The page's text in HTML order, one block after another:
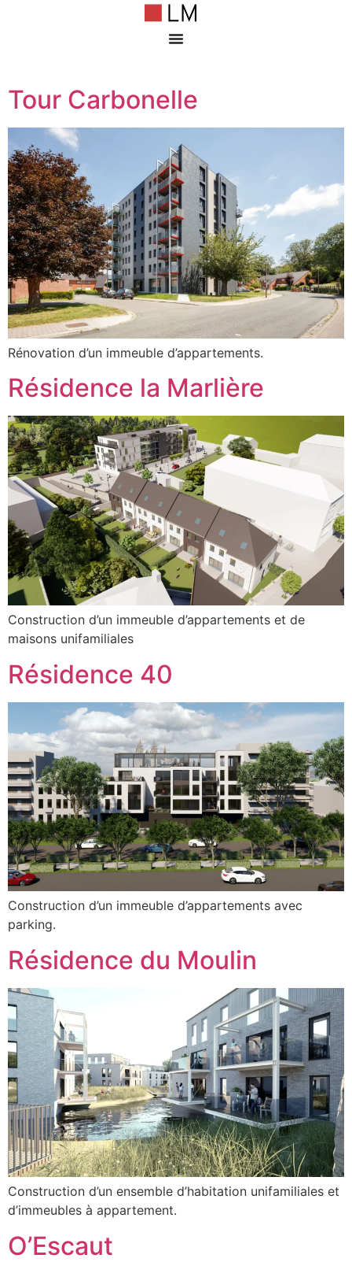
Tour Carbonelle
Rénovation d’un immeuble d’appartements.
Résidence la Marlière
Construction d’un immeuble d’appartements et de
maisons unifamiliales
Résidence 40
Construction d’un immeuble d’appartements avec
parking.
Résidence du Moulin
Construction d’un ensemble d’habitation unifamiliales et
d’immeubles à appartement.
O’Escaut